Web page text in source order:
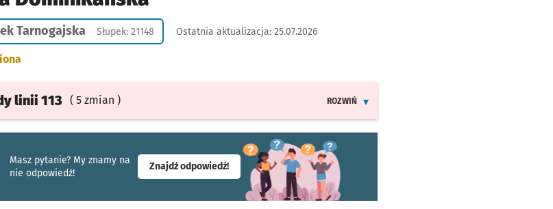
Tarnogajska Słupek: 21148 Ostatnia aktualizacja: 25.07.2026
linii 113 ( 5 zmian )
ROZWIŃ
Masz pytanie? My znamy na
nie odpowiedź!
Znajdź odpowiedź!- otworzy się w nowej karcie